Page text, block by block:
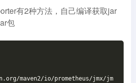
有2种方法，自己编译获取jar
包
maven2/io/prometheus/jmx/jm